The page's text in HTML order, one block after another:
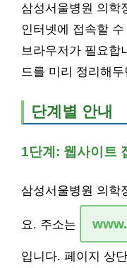
삼성서울병원 의학
인터넷에 접속할
브라우저가 필요합
드를 미리 정리해
단계별 안내
1단계: 웹사이트
삼성서울병원 의학
요. 주소는
입니다. 페이지 상